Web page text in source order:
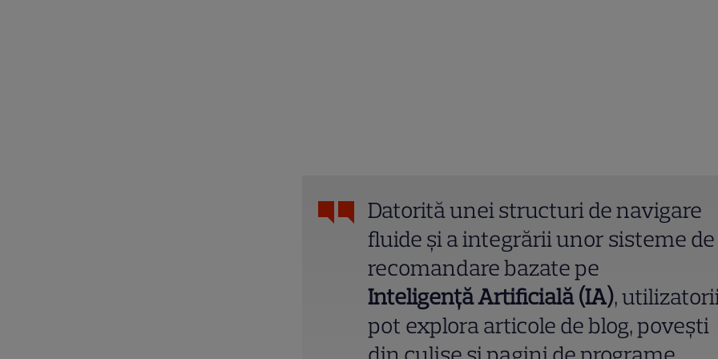
Datorită unei structuri de navigare
fluide și a integrării unor sisteme de
recomandare bazate pe
Inteligență Artificială (IA),
pot explora articole de blog, povești